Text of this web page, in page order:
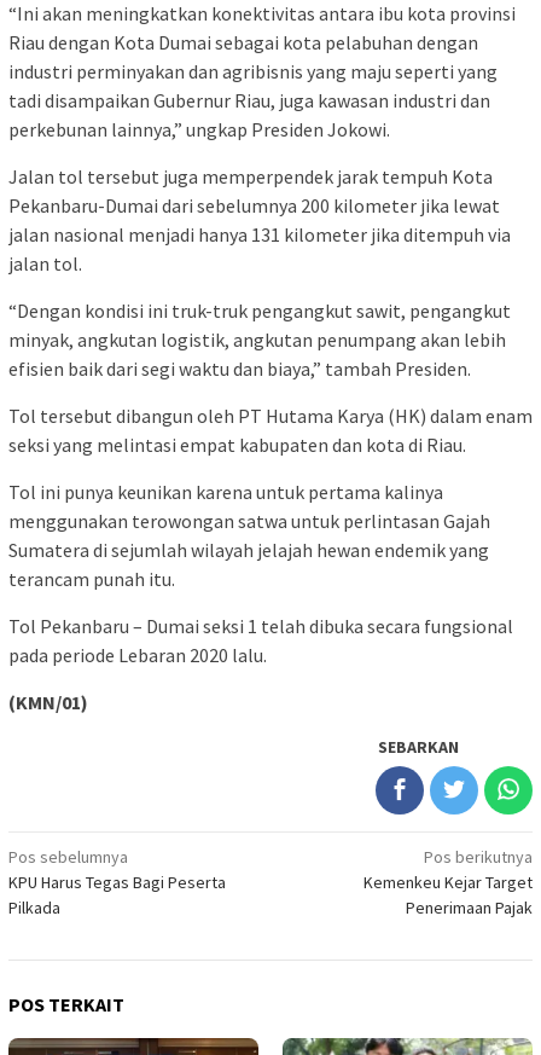
“Ini akan meningkatkan konektivitas antara ibu kota provinsi
Riau dengan Kota Dumai sebagai kota pelabuhan dengan
industri perminyakan dan agribisnis yang maju seperti yang
tadi disampaikan Gubernur Riau, juga kawasan industri dan
perkebunan lainnya,” ungkap Presiden Jokowi.
Jalan tol tersebut juga memperpendek jarak tempuh Kota
Pekanbaru-Dumai dari sebelumnya 200 kilometer jika lewat
jalan nasional menjadi hanya 131 kilometer jika ditempuh via
jalan tol.
“Dengan kondisi ini truk-truk pengangkut sawit, pengangkut
minyak, angkutan logistik, angkutan penumpang akan lebih
efisien baik dari segi waktu dan biaya,” tambah Presiden.
Tol tersebut dibangun oleh PT Hutama Karya (HK) dalam enam
seksi yang melintasi empat kabupaten dan kota di Riau.
Tol ini punya keunikan karena untuk pertama kalinya
menggunakan terowongan satwa untuk perlintasan Gajah
Sumatera di sejumlah wilayah jelajah hewan endemik yang
terancam punah itu.
Tol Pekanbaru – Dumai seksi 1 telah dibuka secara fungsional
pada periode Lebaran 2020 lalu.
(KMN/01)
SEBARKAN
Navigasi
pos
Pos sebelumnya
KPU Harus Tegas Bagi Peserta
Pilkada
Pos berikutnya
Kemenkeu Kejar Target
Penerimaan Pajak
POS TERKAIT